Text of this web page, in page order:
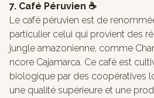
7. Café Péruvien ☕️
Le café péruvien est de
particulier celui qui provient des
jungle amazonienne, comme
ncore Cajamarca. Ce café est
biologique par des coopératives
une qualité supérieure et une